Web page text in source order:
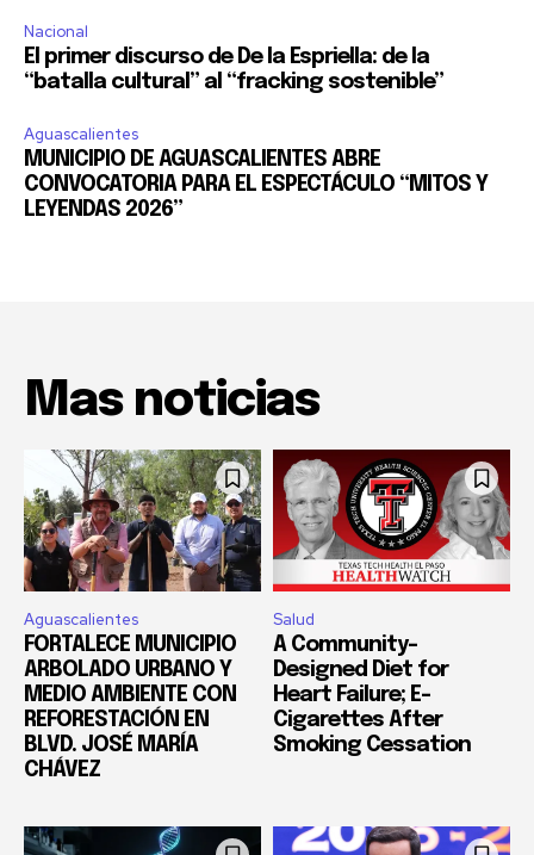
Nacional
El primer discurso de De la Espriella: de la
“batalla cultural” al “fracking sostenible”
Aguascalientes
MUNICIPIO DE AGUASCALIENTES ABRE
CONVOCATORIA PARA EL ESPECTÁCULO “MITOS Y
LEYENDAS 2026”
Mas noticias
Aguascalientes
FORTALECE MUNICIPIO
ARBOLADO URBANO Y
MEDIO AMBIENTE CON
REFORESTACIÓN EN
BLVD. JOSÉ MARÍA
CHÁVEZ
Salud
A Community-
Designed Diet for
Heart Failure; E-
Cigarettes After
Smoking Cessation